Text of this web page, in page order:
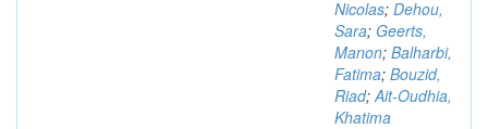
Nicolas; Dehou,
Sara; Geerts,
Manon; Balharbi,
Fatima; Bouzid,
Riad;Ait-Oudhia,
Khatima